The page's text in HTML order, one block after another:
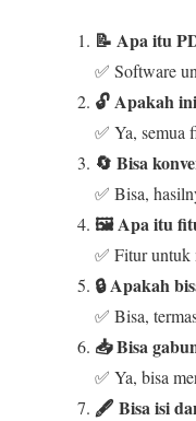
📝 Apa itu
✅ Software
🔓 Apakah
✅ Ya, semua
🔄 Bisa
✅ Bisa,
🖼️ Apa itu
✅ Fitur untuk
🔒 Apakah
✅ Bisa,
📥 Bisa
✅ Ya, bisa
🖋️ Bisa isi